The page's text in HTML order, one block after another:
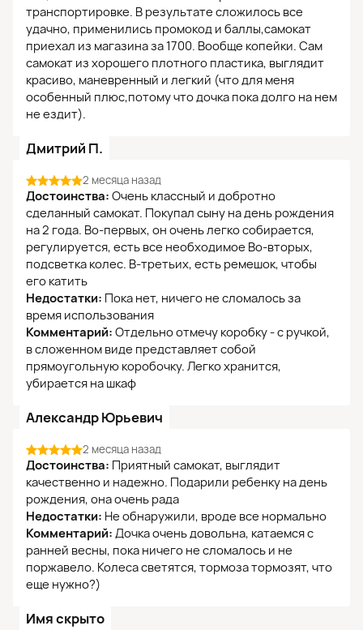
транспортировке. В результате сложилось все
удачно, применились промокод и баллы,самокат
приехал из магазина за 1700. Вообще копейки. Сам
самокат из хорошего плотного пластика, выглядит
красиво, маневренный и легкий (что для меня
особенный плюс,потому что дочка пока долго на нем
не ездит).
Дмитрий П.
2 месяца назад
Достоинства: Очень классный и добротно
сделанный самокат. Покупал сыну на день рождения
на 2 года. Во-первых, он очень легко собирается,
регулируется, есть все необходимое Во-вторых,
подсветка колес. В-третьих, есть ремешок, чтобы
его катить
Недостатки: Пока нет, ничего не сломалось за
время использования
Комментарий: Отдельно отмечу коробку - с ручкой,
в сложенном виде представляет собой
прямоугольную коробочку. Легко хранится,
убирается на шкаф
Александр Юрьевич
2 месяца назад
Достоинства: Приятный самокат, выглядит
качественно и надежно. Подарили ребенку на день
рождения, она очень рада
Недостатки: Не обнаружили, вроде все нормально
Комментарий: Дочка очень довольна, катаемся с
ранней весны, пока ничего не сломалось и не
поржавело. Колеса светятся, тормоза тормозят, что
еще нужно?)
Имя скрыто